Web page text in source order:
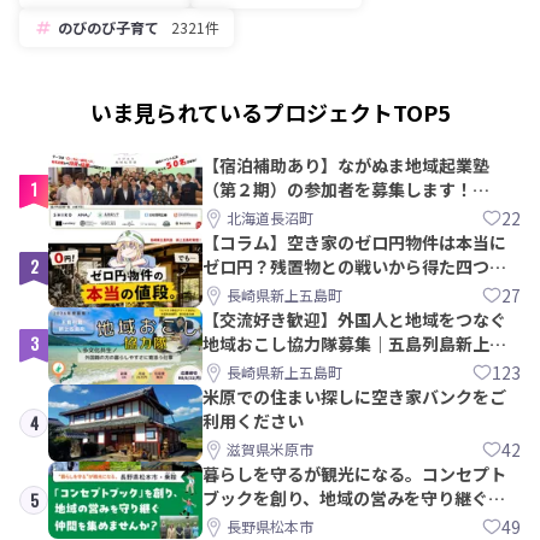
のびのび子育て
2321件
いま見られているプロジェクトTOP5
1
【宿泊補助あり】ながぬま地域起業塾
（第２期）の参加者を募集します！
【8/21〆】
北海道長沼町 22
2
【コラム】空き家のゼロ円物件は本当に
ゼロ円？残置物との戦いから得た四つの
教訓｜新上五島町
長崎県新上五島町 27
3
【交流好き歓迎】外国人と地域をつなぐ
地域おこし協力隊募集｜五島列島新上五
島町長崎県新上五島町 123
4
米原での住まい探しに空き家バンクをご
利用ください
滋賀県米原市 42
5
暮らしを守るが観光になる。コンセプト
ブックを創り、地域の営みを守り継ぐ仲
間を集めませんか？
長野県松本市 49